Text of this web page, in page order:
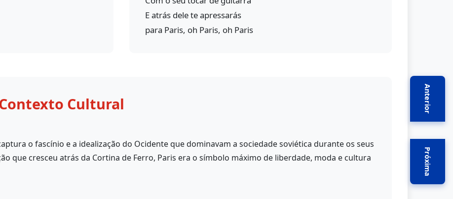
Anterior
Próxima
E atrás dele te apressarás
para Paris, oh Paris, oh Paris
Cultural
o fascínio e a idealização do Ocidente que dominavam a sociedade soviética durante os seus
que cresceu atrás da Cortina de Ferro, Paris era o símbolo máximo de liberdade, moda e cultura